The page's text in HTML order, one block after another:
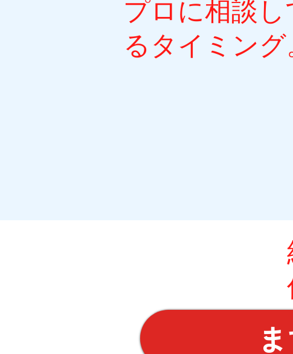
プロに相談
るタイミング